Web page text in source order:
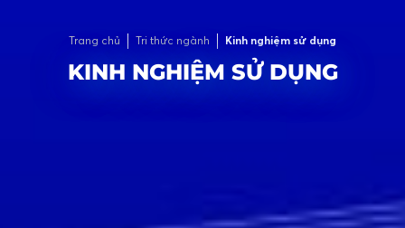
Trang chủ Tri thức ngành Kinh nghiệm sử dụng
KINH NGHIỆM SỬ DỤNG